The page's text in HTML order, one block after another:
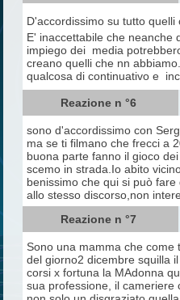
D'accordissimo su tutto
E' inaccettabile che neanche
impiego dei media
creano quelli che nn
qualcosa di continuativo e
Reazione n °6
sono d'accordissimo con
ma se ti filmano che frecci a
buona parte fanno il gioco
scemo in strada.Io abito
benissimo che qui si può
allo stesso discorso,non
Reazione n °7
Sono una mamma che
del giorno2 dicembre squilla
corsi x fortuna la MAdonna
sua professione, il cameriere